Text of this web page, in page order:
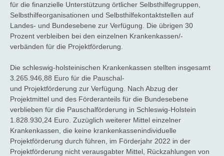
für die finanzielle Unterstützung örtlicher Selbsthilfegruppen,
Selbsthilfeorganisationen und Selbsthilfekontaktstellen auf
Landes- und Bundesebene zur Verfügung. Die übrigen 30
Prozent verbleiben bei den einzelnen Krankenkassen/-
verbänden für die Projektförderung.
Die schleswig-holsteinischen Krankenkassen stellten insgesamt
3.265.946,88 Euro für die Pauschal-
und Projektförderung zur Verfügung. Nach Abzug der
Projektmittel und des Förderanteils für die Bundesebene
verblieben für die Pauschalförderung in Schleswig-Holstein
1.828.930,24 Euro. Zuzüglich weiterer Mittel einzelner
Krankenkassen, die keine krankenkassenindividuelle
Projektförderung durch führen, im Förderjahr 2022 in der
Projektförderung nicht verausgabter Mittel, Rückzahlungen von